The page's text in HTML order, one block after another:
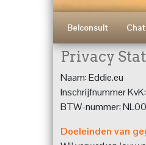
Belconsult
Privacy
Naam: Eddie.eu
Inschrijfnummer
BTW-nummer:
Doeleinden van